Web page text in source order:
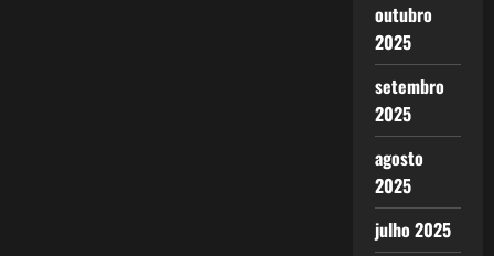
outubro
2025
setembro
2025
agosto
2025
julho 2025